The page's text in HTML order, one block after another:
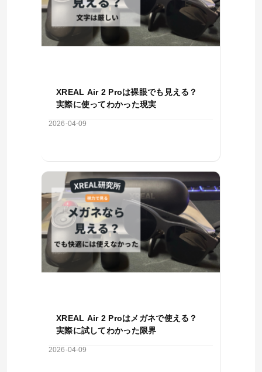
XREAL Air 2 Proは裸眼でも見える？
実際に使ってわかった現実
2026-04-09
XREAL Air 2 Proはメガネで使える？
実際に試してわかった限界
2026-04-09